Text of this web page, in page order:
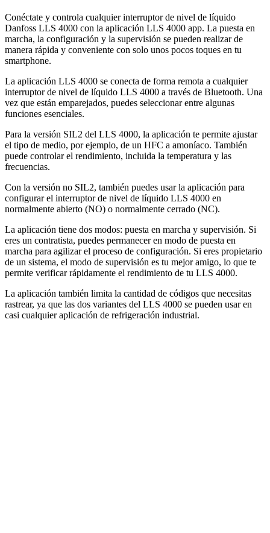
Conéctate y controla cualquier interruptor de nivel de líquido
Danfoss LLS 4000 con la aplicación LLS 4000 app. La puesta en
marcha, la configuración y la supervisión se pueden realizar de
manera rápida y conveniente con solo unos pocos toques en tu
smartphone.
La aplicación LLS 4000 se conecta de forma remota a cualquier
interruptor de nivel de líquido LLS 4000 a través de Bluetooth. Una
vez que están emparejados, puedes seleccionar entre algunas
funciones esenciales.
Para la versión SIL2 del LLS 4000, la aplicación te permite ajustar
el tipo de medio, por ejemplo, de un HFC a amoníaco. También
puede controlar el rendimiento, incluida la temperatura y las
frecuencias.
Con la versión no SIL2, también puedes usar la aplicación para
configurar el interruptor de nivel de líquido LLS 4000 en
normalmente abierto (NO) o normalmente cerrado (NC).
La aplicación tiene dos modos: puesta en marcha y supervisión. Si
eres un contratista, puedes permanecer en modo de puesta en
marcha para agilizar el proceso de configuración. Si eres propietario
de un sistema, el modo de supervisión es tu mejor amigo, lo que te
permite verificar rápidamente el rendimiento de tu LLS 4000.
La aplicación también limita la cantidad de códigos que necesitas
rastrear, ya que las dos variantes del LLS 4000 se pueden usar en
casi cualquier aplicación de refrigeración industrial.